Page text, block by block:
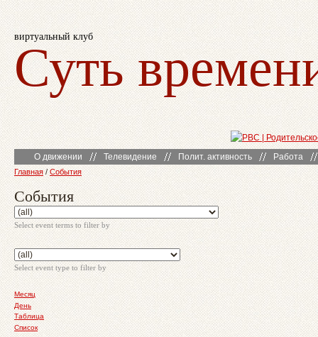
виртуальный клуб
Суть
О движении Телевидение Полит. активность Работа
Главная / События
События
Select event terms to filter by
Select event type to filter by
Месяц
День
Таблица
Список